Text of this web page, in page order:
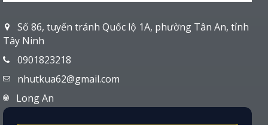
Số 86, tuyến tránh Quốc lộ 1A, phường Tân An, tỉnh
Tây Ninh
0901823218
nhutkua62@gmail.com
Long An